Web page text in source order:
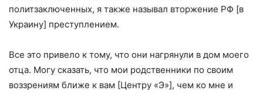
политзаключенных, я также называл вторжение РФ [в
Украину] преступлением.
Все это привело к тому, что они нагрянули в дом моего
отца. Могу сказать, что мои родственники по своим
воззрениям ближе к вам [Центру «Э»], чем ко мне и